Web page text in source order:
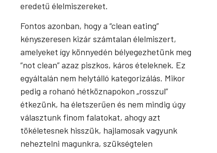
eredetű élelmiszereket.
Fontos azonban, hogy a “clean eating”
kényszeresen kizár számtalan élelmiszert,
amelyeket így könnyedén bélyegezhetünk meg
“not clean” azaz piszkos, káros ételeknek. Ez
egyáltalán nem helytálló kategorizálás. Mikor
pedig a rohanó hétköznapokon „rosszul”
étkezünk, ha életszerűen és nem mindig úgy
választunk finom falatokat, ahogy azt
tökéletesnek hisszük, hajlamosak vagyunk
neheztelni magunkra, szükségtelen